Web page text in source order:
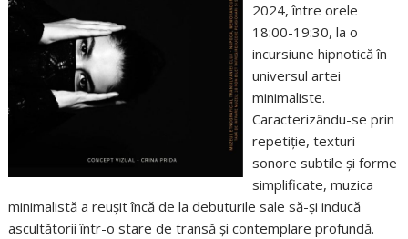
2024, între orele
18:00-19:30, la o
incursiune hipnotică în
universul artei
minimaliste.
Caracterizându-se prin
repetiție, texturi
sonore subtile și forme
simplificate, muzica
minimalistă a reușit încă de la debuturile sale să-și inducă
ascultătorii într-o stare de transă și contemplare profundă.